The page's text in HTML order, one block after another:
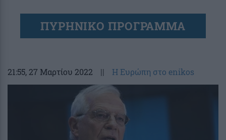
ΠΥΡΗΝΙΚΟ ΠΡΟΓΡΑΜΜΑ
21:55, 27 Μαρτίου 2022 || Η Ευρώπη στο enikos